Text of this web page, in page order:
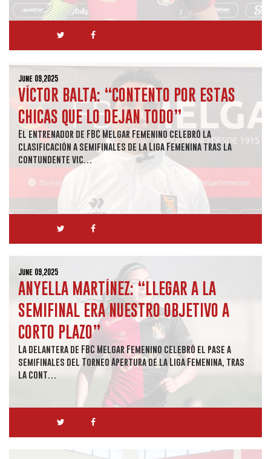
June 09,2025
VÍCTOR BALTA: “CONTENTO POR ESTAS
CHICAS QUE LO DEJAN TODO”
El entrenador de FBC Melgar Femenino celebró la
clasificación a semifinales de la Liga Femenina tras la
contundente vic…
June 09,2025
ANYELLA MARTÍNEZ: “LLEGAR A LA
SEMIFINAL ERA NUESTRO OBJETIVO A
CORTO PLAZO”
La delantera de FBC Melgar Femenino celebró el pase a
semifinales del Torneo Apertura de la Liga Femenina, tras
la cont…